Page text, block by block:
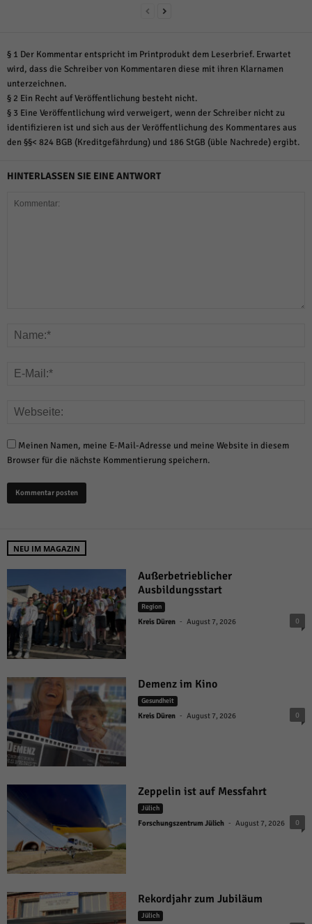
§ 1 Der Kommentar entspricht im Printprodukt dem Leserbrief. Erwartet
wird, dass die Schreiber von Kommentaren diese mit ihren Klarnamen
unterzeichnen.
§ 2 Ein Recht auf Veröffentlichung besteht nicht.
§ 3 Eine Veröffentlichung wird verweigert, wenn der Schreiber nicht zu
identifizieren ist und sich aus der Veröffentlichung des Kommentares aus
den §§< 824 BGB (Kreditgefährdung) und 186 StGB (üble Nachrede) ergibt.
HINTERLASSEN SIE EINE ANTWORT
Meinen Namen, meine E-Mail-Adresse und meine Website in diesem
Browser für die nächste Kommentierung speichern.
NEU IM MAGAZIN
Außerbetrieblicher
Ausbildungsstart
Region
Kreis Düren - August 7, 2026 0
Demenz im Kino
Gesundheit
Kreis Düren - August 7, 2026 0
Zeppelin ist auf Messfahrt
Jülich
Forschungszentrum Jülich - August 7, 2026 0
Rekordjahr zum Jubiläum
Jülich